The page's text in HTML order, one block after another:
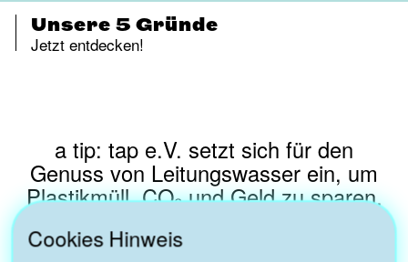
Cookies Hinweis
Nachhaltige Geschenkideen
Jetzt im Tap-Shop stöbern
Unsere 5 Gründe
Jetzt entdecken!
Unser Verein braucht
JETZT Deine Unterstützung
Nachhaltige Geschenkideen
Jetzt im Tap-Shop stöbern
Unsere 5 Gründe
Jetzt entdecken!
a tip: tap e.V. setzt sich für den
Genuss von Leitungswasser ein, um
Plastikmüll, CO₂ und Geld zu sparen.